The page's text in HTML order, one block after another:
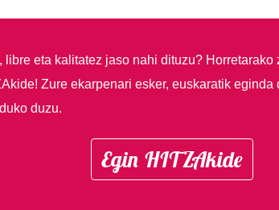
eta kalitatez jaso nahi dituzu? Horretarako
Zure ekarpenari esker, euskaratik
duzu.
Egin HITZAkide